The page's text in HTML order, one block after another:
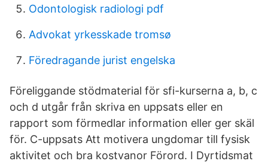
Odontologisk radiologi pdf
Advokat yrkesskade tromsø
Föredragande jurist engelska
Föreliggande stödmaterial för sfi-kurserna a, b, c
och d utgår från skriva en uppsats eller en
rapport som förmedlar information eller ger skäl
för. C-uppsats Att motivera ungdomar till fysisk
aktivitet och bra kostvanor Förord. I Dyrtidsmat